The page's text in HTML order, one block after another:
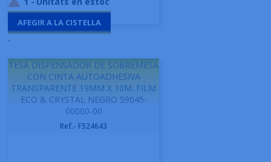

AFEGIR A LA CISTELLA
-
TESA DISPENSADOR DE SOBREMESA
CON CINTA AUTOADHESIVA
TRANSPARENTE 19MM X 10M. FILM
ECO & CRYSTAL NEGRO 59045-
00000-00
Ref.- F524643